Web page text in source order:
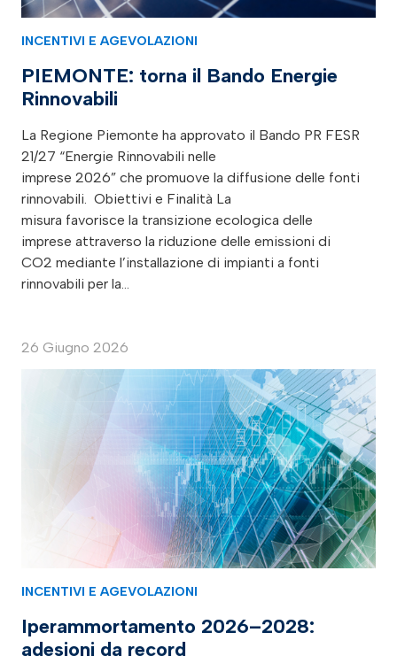
INCENTIVI E AGEVOLAZIONI
PIEMONTE: torna il Bando Energie
Rinnovabili
La Regione Piemonte ha approvato il Bando PR FESR
21/27 “Energie Rinnovabili nelle
imprese 2026” che promuove la diffusione delle fonti
rinnovabili. Obiettivi e Finalità La
misura favorisce la transizione ecologica delle
imprese attraverso la riduzione delle emissioni di
CO2 mediante l’installazione di impianti a fonti
rinnovabili per la…
26 Giugno 2026
INCENTIVI E AGEVOLAZIONI
Iperammortamento 2026–2028:
adesioni da record